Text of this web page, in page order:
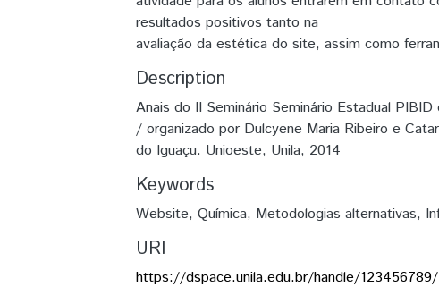
resultados positivos tanto na
avaliação da estética do site, assim como
Description
Anais do II Seminário Seminário Estadual
/ organizado por Dulcyene Maria Ribeiro e
do Iguaçu: Unioeste; Unila, 2014
Keywords
Website, Química, Metodologias alternativas,
URI
https://dspace.unila.edu.br/handle/